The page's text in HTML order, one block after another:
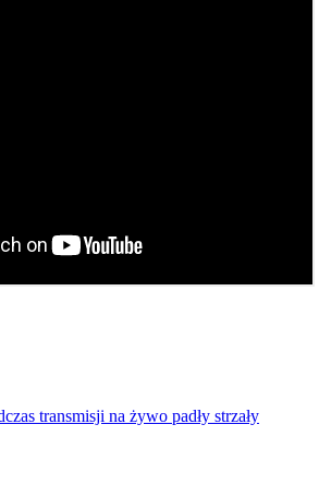
transmisji na żywo padły strzały